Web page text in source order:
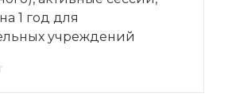
1 год для
учреждений